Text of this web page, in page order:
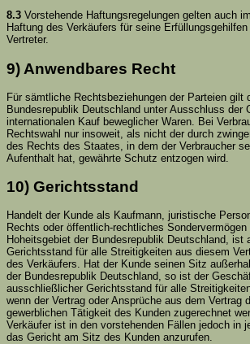
8.3 Vorstehende Haftungsregelungen gelten auch
Haftung des Verkäufers für seine
Vertreter.
9) Anwendbares Recht
Für sämtliche Rechtsbeziehungen der Parteien gilt
Bundesrepublik Deutschland unter Ausschluss der
internationalen Kauf beweglicher Waren. Bei
Rechtswahl nur insoweit, als nicht der durch
des Rechts des Staates, in dem der Verbraucher
Aufenthalt hat, gewährte Schutz entzogen wird.
10) Gerichtsstand
Handelt der Kunde als Kaufmann, juristische
Rechts oder öffentlich-rechtliches
Hoheitsgebiet der Bundesrepublik Deutschland, ist
Gerichtsstand für alle Streitigkeiten aus diesem
des Verkäufers. Hat der Kunde seinen Sitz
der Bundesrepublik Deutschland, so ist der
ausschließlicher Gerichtsstand für alle
wenn der Vertrag oder Ansprüche aus dem Vertrag
gewerblichen Tätigkeit des Kunden zugerechnet
Verkäufer ist in den vorstehenden Fällen jedoch in
das Gericht am Sitz des Kunden anzurufen.